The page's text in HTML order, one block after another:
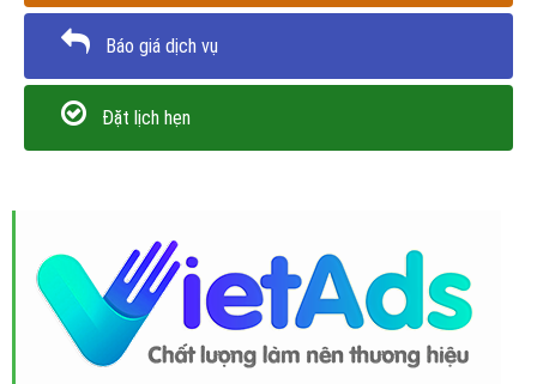
Báo giá dịch vụ
Đặt lịch hẹn